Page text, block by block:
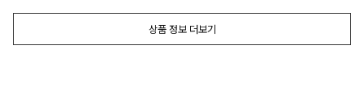
상품 정보 더보기